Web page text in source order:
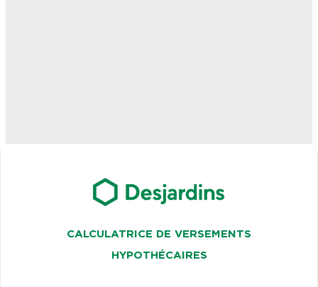
CALCULATRICE DE VERSEMENTS
HYPOTHÉCAIRES